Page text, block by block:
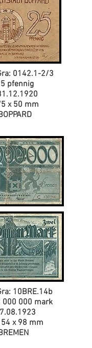
0142.1-2/3
pfennig
50 mm
10BRE.14b
000 000 mark
98 mm